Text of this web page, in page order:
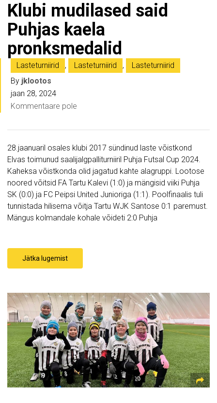
Klubi mudilased said
Puhjas kaela
pronksmedalid
Lasteturniirid , Lasteturniirid ,
Lasteturniirid
By jklootos
jaan 28, 2024
Kommentaare pole
28.jaanuaril osales klubi 2017 sündinud laste võistkond
Elvas toimunud saalijalgpalliturniiril Puhja Futsal Cup 2024.
Kaheksa võistkonda olid jagatud kahte alagruppi. Lootose
noored võitsid FA Tartu Kalevi (1:0) ja mängisid viiki Puhja
SK (0:0) ja FC Peipsi United Junioriga (1:1). Poolfinaalis tuli
tunnistada hilisema võitja Tartu WJK Santose 0:1 paremust.
Mängus kolmandale kohale võideti 2:0 Puhja
Jätka lugemist